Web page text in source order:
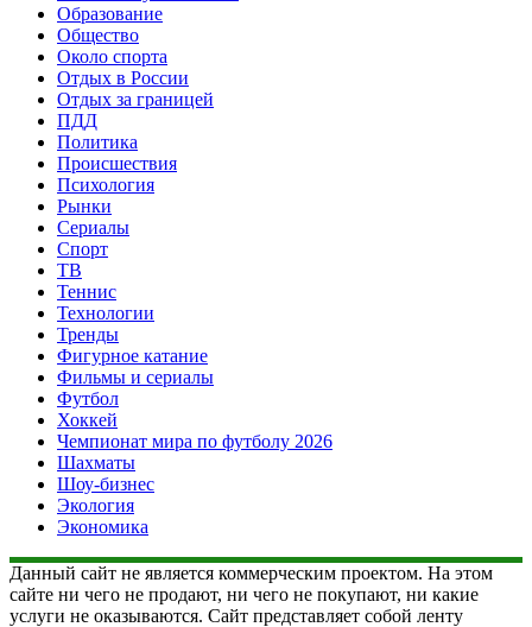
Образование
Общество
Около спорта
Отдых в России
Отдых за границей
ПДД
Политика
Происшествия
Психология
Рынки
Сериалы
Спорт
ТВ
Теннис
Технологии
Тренды
Фигурное катание
Фильмы и сериалы
Футбол
Хоккей
Чемпионат мира по футболу 2026
Шахматы
Шоу-бизнес
Экология
Экономика
Данный сайт не является коммерческим проектом. На этом
сайте ни чего не продают, ни чего не покупают, ни какие
услуги не оказываются. Сайт представляет собой ленту